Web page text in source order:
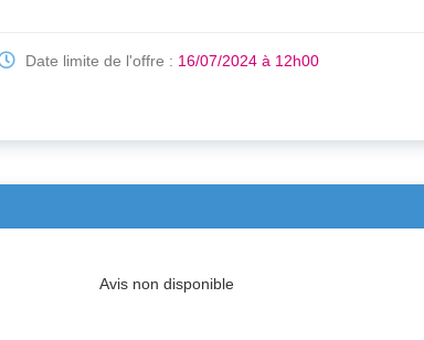
Date limite de l'offre : 16/07/2024 à 12h00
Avis non disponible